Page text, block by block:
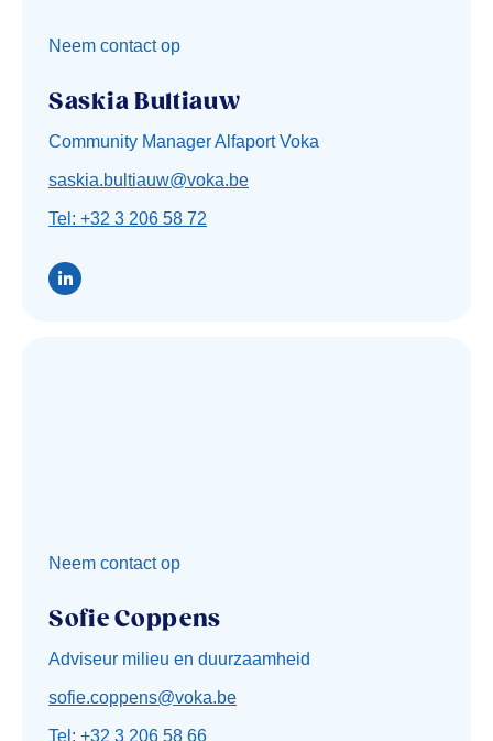
Neem contact op
Saskia Bultiauw
Community Manager Alfaport Voka
saskia.bultiauw@voka.be
Tel: +32 3 206 58 72
Neem contact op
Sofie Coppens
Adviseur milieu en duurzaamheid
sofie.coppens@voka.be
Tel: +32 3 206 58 66